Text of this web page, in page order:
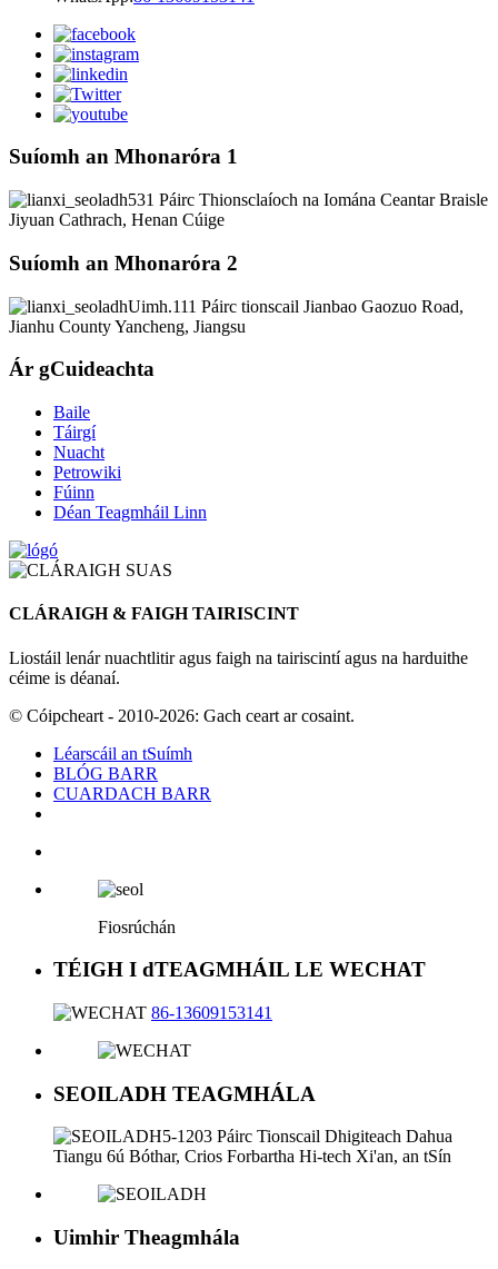
Suíomh an Mhonaróra 1
531 Páirc Thionsclaíoch na Iomána Ceantar Braisle
Jiyuan Cathrach, Henan Cúige
Suíomh an Mhonaróra 2
Uimh.111 Páirc tionscail Jianbao Gaozuo Road,
Jianhu County Yancheng, Jiangsu
Ár gCuideachta
Baile
Táirgí
Nuacht
Petrowiki
Fúinn
Déan Teagmháil Linn
CLÁRAIGH & FAIGH TAIRISCINT
Liostáil lenár nuachtlitir agus faigh na tairiscintí agus na harduithe
céime is déanaí.
© Cóipcheart - 2010-2026: Gach ceart ar cosaint.
Léarscáil an tSuímh
BLÓG BARR
CUARDACH BARR
Fiosrúchán
TÉIGH I dTEAGMHÁIL LE WECHAT
86-13609153141
SEOILADH TEAGMHÁLA
5-1203 Páirc Tionscail Dhigiteach Dahua
Tiangu 6ú Bóthar, Crios Forbartha Hi-tech Xi'an, an tSín
Uimhir Theagmhála